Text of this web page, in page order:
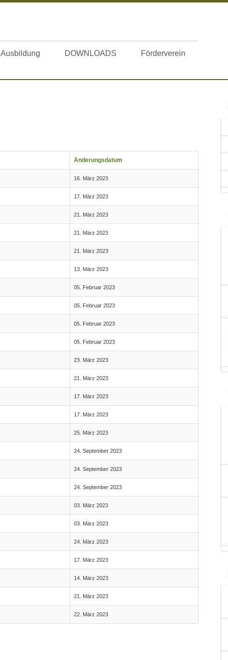
Ausbildung DOWNLOADS Förderverein
Änderungsdatum
16. März 2023
17. März 2023
21. März 2023
21. März 2023
21. März 2023
13. März 2023
05. Februar 2023
05. Februar 2023
05. Februar 2023
05. Februar 2023
23. März 2023
21. März 2023
17. März 2023
17. März 2023
25. März 2023
24. September 2023
24. September 2023
24. September 2023
03. März 2023
03. März 2023
24. März 2023
17. März 2023
14. März 2023
21. März 2023
22. März 2023